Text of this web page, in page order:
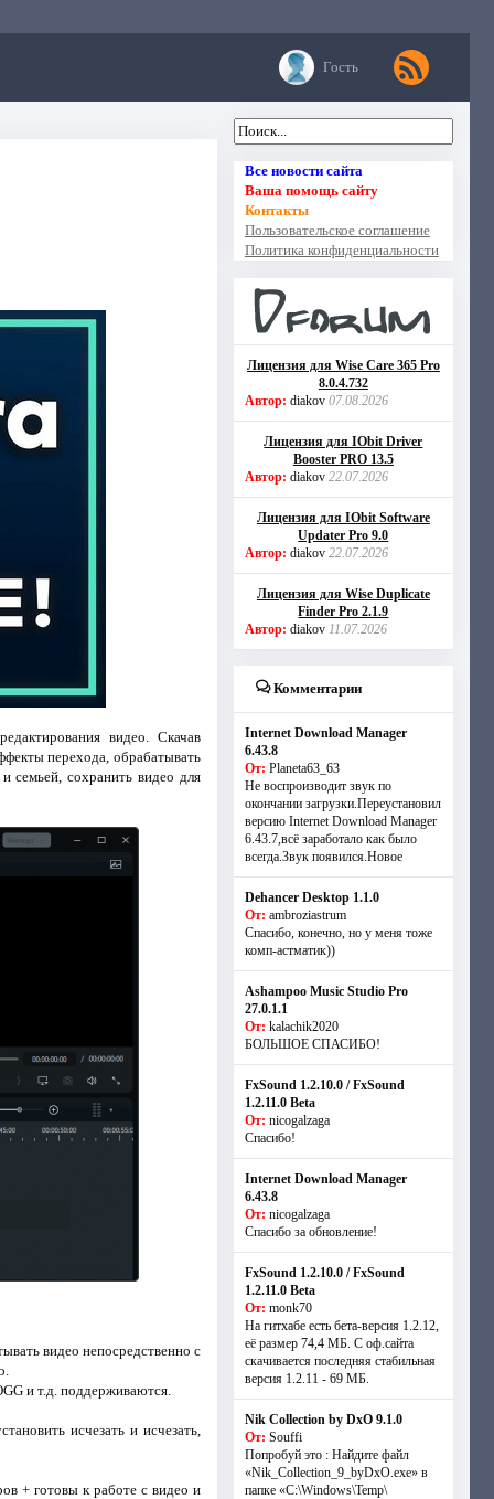
Гость
видео. Скачав
перехода, обрабатывать
семьей, сохранить видео для
видео непосредственно с
и т.д. поддерживаются.
исчезать и исчезать,
+ готовы к работе с видео и
Все новости сайта
Ваша помощь сайту
Контакты
Пользовательское соглашение
Политика конфиденциальности
Лицензия для Wise Care 365 Pro
8.0.4.732
Автор: diakov 07.08.2026
Лицензия для IObit Driver
Booster PRO 13.5
Автор: diakov 22.07.2026
Лицензия для IObit Software
Updater Pro 9.0
Автор: diakov 22.07.2026
Лицензия для Wise Duplicate
Finder Pro 2.1.9
Автор: diakov 11.07.2026
Комментарии
Internet Download Manager
6.43.8
От: Planeta63_63
Не воспроизводит звук по
окончании загрузки.Переустановил
версию Internet Download Manager
6.43.7,всё заработало как было
всегда.Звук появился.Новое
Dehancer Desktop 1.1.0
От: ambroziastrum
Спасибо, конечно, но у меня тоже
комп-астматик))
Ashampoo Music Studio Pro
27.0.1.1
От: kalachik2020
БОЛЬШОЕ СПАСИБО!
FxSound 1.2.10.0 / FxSound
1.2.11.0 Beta
От: nicogalzaga
Спасибо!
Internet Download Manager
6.43.8
От: nicogalzaga
Спасибо за обновление!
FxSound 1.2.10.0 / FxSound
1.2.11.0 Beta
От: monk70
На гитхабе есть бета-версия 1.2.12,
её размер 74,4 МБ. С оф.сайта
скачивается последняя стабильная
версия 1.2.11 - 69 МБ.
Nik Collection by DxO 9.1.0
От: Souffi
Попробуй это : Найдите файл
«Nik_Collection_9_byDxO.exe» в
папке «C:\Windows\Temp\